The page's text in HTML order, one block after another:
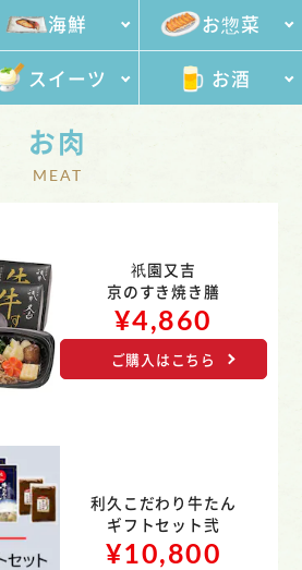
海鮮 お惣菜
スイーツ お酒
お肉
祇園又吉
京のすき焼き膳
¥4,860
ご購入はこちら
利久こだわり牛たん
ギフトセット弐
¥10,800